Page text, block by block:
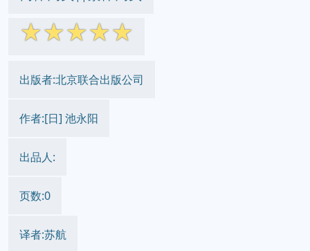
☆☆☆☆☆
出版者:北京联合出版公司
作者:[日] 池永阳
出品人:
页数:0
译者:苏航